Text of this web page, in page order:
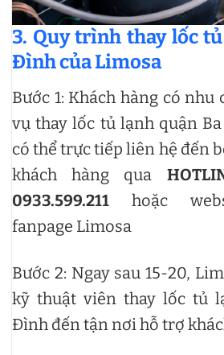
3. Quy trình thay lốc
Đình của Limosa
Bước 1: Khách hàng có nhu
vụ thay lốc tủ lạnh quận
có thể trực tiếp liên hệ đến
khách hàng qua
0933.599.211 hoặc
fanpage Limosa
Bước 2: Ngay sau 15-20,
kỹ thuật viên thay lốc tủ
Đình đến tận nơi hỗ trợ